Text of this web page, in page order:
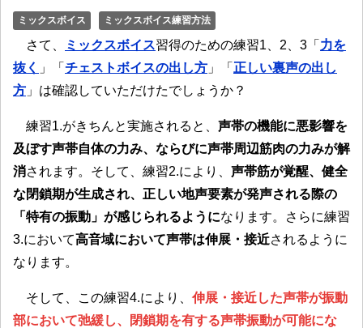
ミックスボイス ミックスボイス練習方法
さて、 ミックスボイス習得のための練習1、2、3「 力を
抜く 」「 チェストボイスの出し方 」「 正しい裏声の出し
方 」は確認していただけたでしょうか？
練習1.がきちんと実施されると、 声帯の機能に悪影響を
及ぼす声帯自体の力み、ならびに声帯周辺筋肉の力みが解
消されます。そして、練習2.により、 声帯筋が覚醒、健全
な閉鎖期が生成され、正しい地声要素が発声される際の
「特有の振動」が感じられるようになります。さらに練習
3.において高音域において声帯は伸展・接近されるように
なります。
そして、この練習4.により、 伸展・接近した声帯が振動
部において弛緩し、閉鎖期を有する声帯振動が可能にな